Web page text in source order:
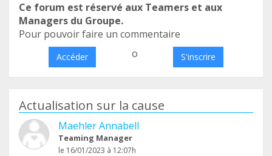
Ce forum est réservé aux Teamers et aux
Managers du Groupe.
Pour pouvoir faire un commentaire
Accéder o S'inscrire
Actualisation sur la cause
Maehler Annabell
Teaming Manager
le 16/01/2023 à 12:07h